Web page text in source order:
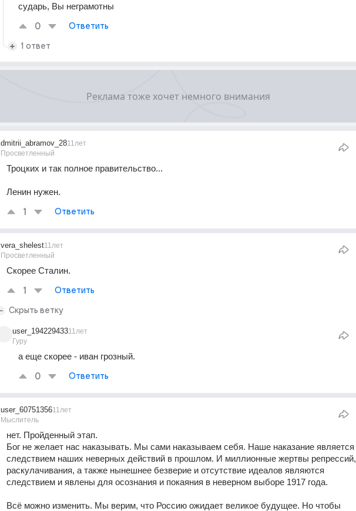
сударь, Вы неграмотны
0 Ответить
1 ответ
dmitrii_abramov_28
Просветленный
11лет
Троцких и так полное правительство...
Ленин нужен.
1 Ответить
vera_shelest
Просветленный
11лет
Скорее Сталин.
1 Ответить
Скрыть ветку
user_194229433
Гуру
11лет
а еще скорее - иван грозный.
0 Ответить
user_60751356
Мыслитель
11лет
нет. Пройденный этап.
Бог не желает нас наказывать. Мы сами наказываем себя. Наше наказание является
следствием наших неверных действий в прошлом. И миллионные жертвы репрессий,
раскулачивания, а также нынешнее безверие и отсутствие идеалов являются
следствием и явлены для осознания и покаяния в неверном выборе 1917 года.
Всё можно изменить. Мы верим, что Россию ожидает великое будущее. Но чтобы